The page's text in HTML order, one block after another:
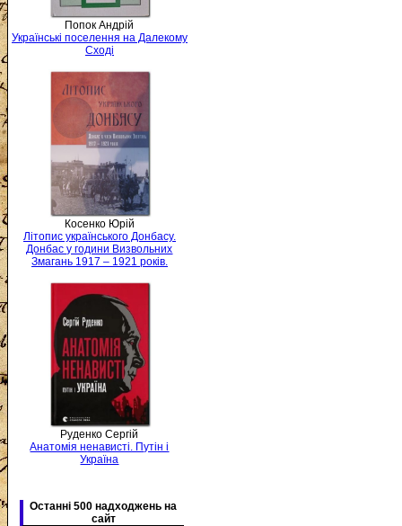
Попок Андрій
Українські поселення на Далекому
Сході
Косенко Юрій
Літопис українського Донбасу.
Донбас у години Визвольних
Змагань 1917 – 1921 років.
Руденко Сергій
Анатомія ненависті. Путін і
Україна
Останні 500 надходжень на
сайт